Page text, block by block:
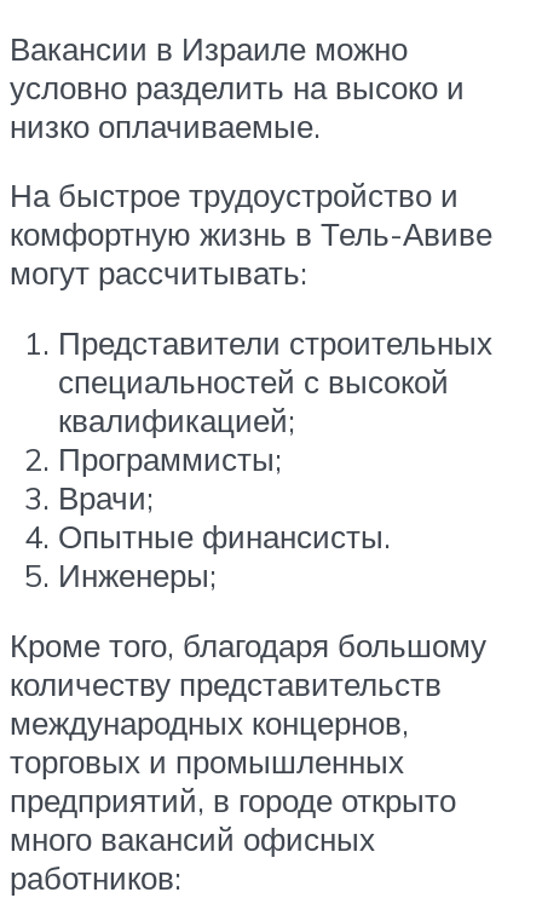
Вакансии в Израиле можно
условно разделить на высоко и
низко оплачиваемые.
На быстрое трудоустройство и
комфортную жизнь в Тель-Авиве
могут рассчитывать:
Представители строительных
специальностей с высокой
квалификацией;
Программисты;
Врачи;
Опытные финансисты.
Инженеры;
Кроме того, благодаря большому
количеству представительств
международных концернов,
торговых и промышленных
предприятий, в городе открыто
много вакансий офисных
работников: